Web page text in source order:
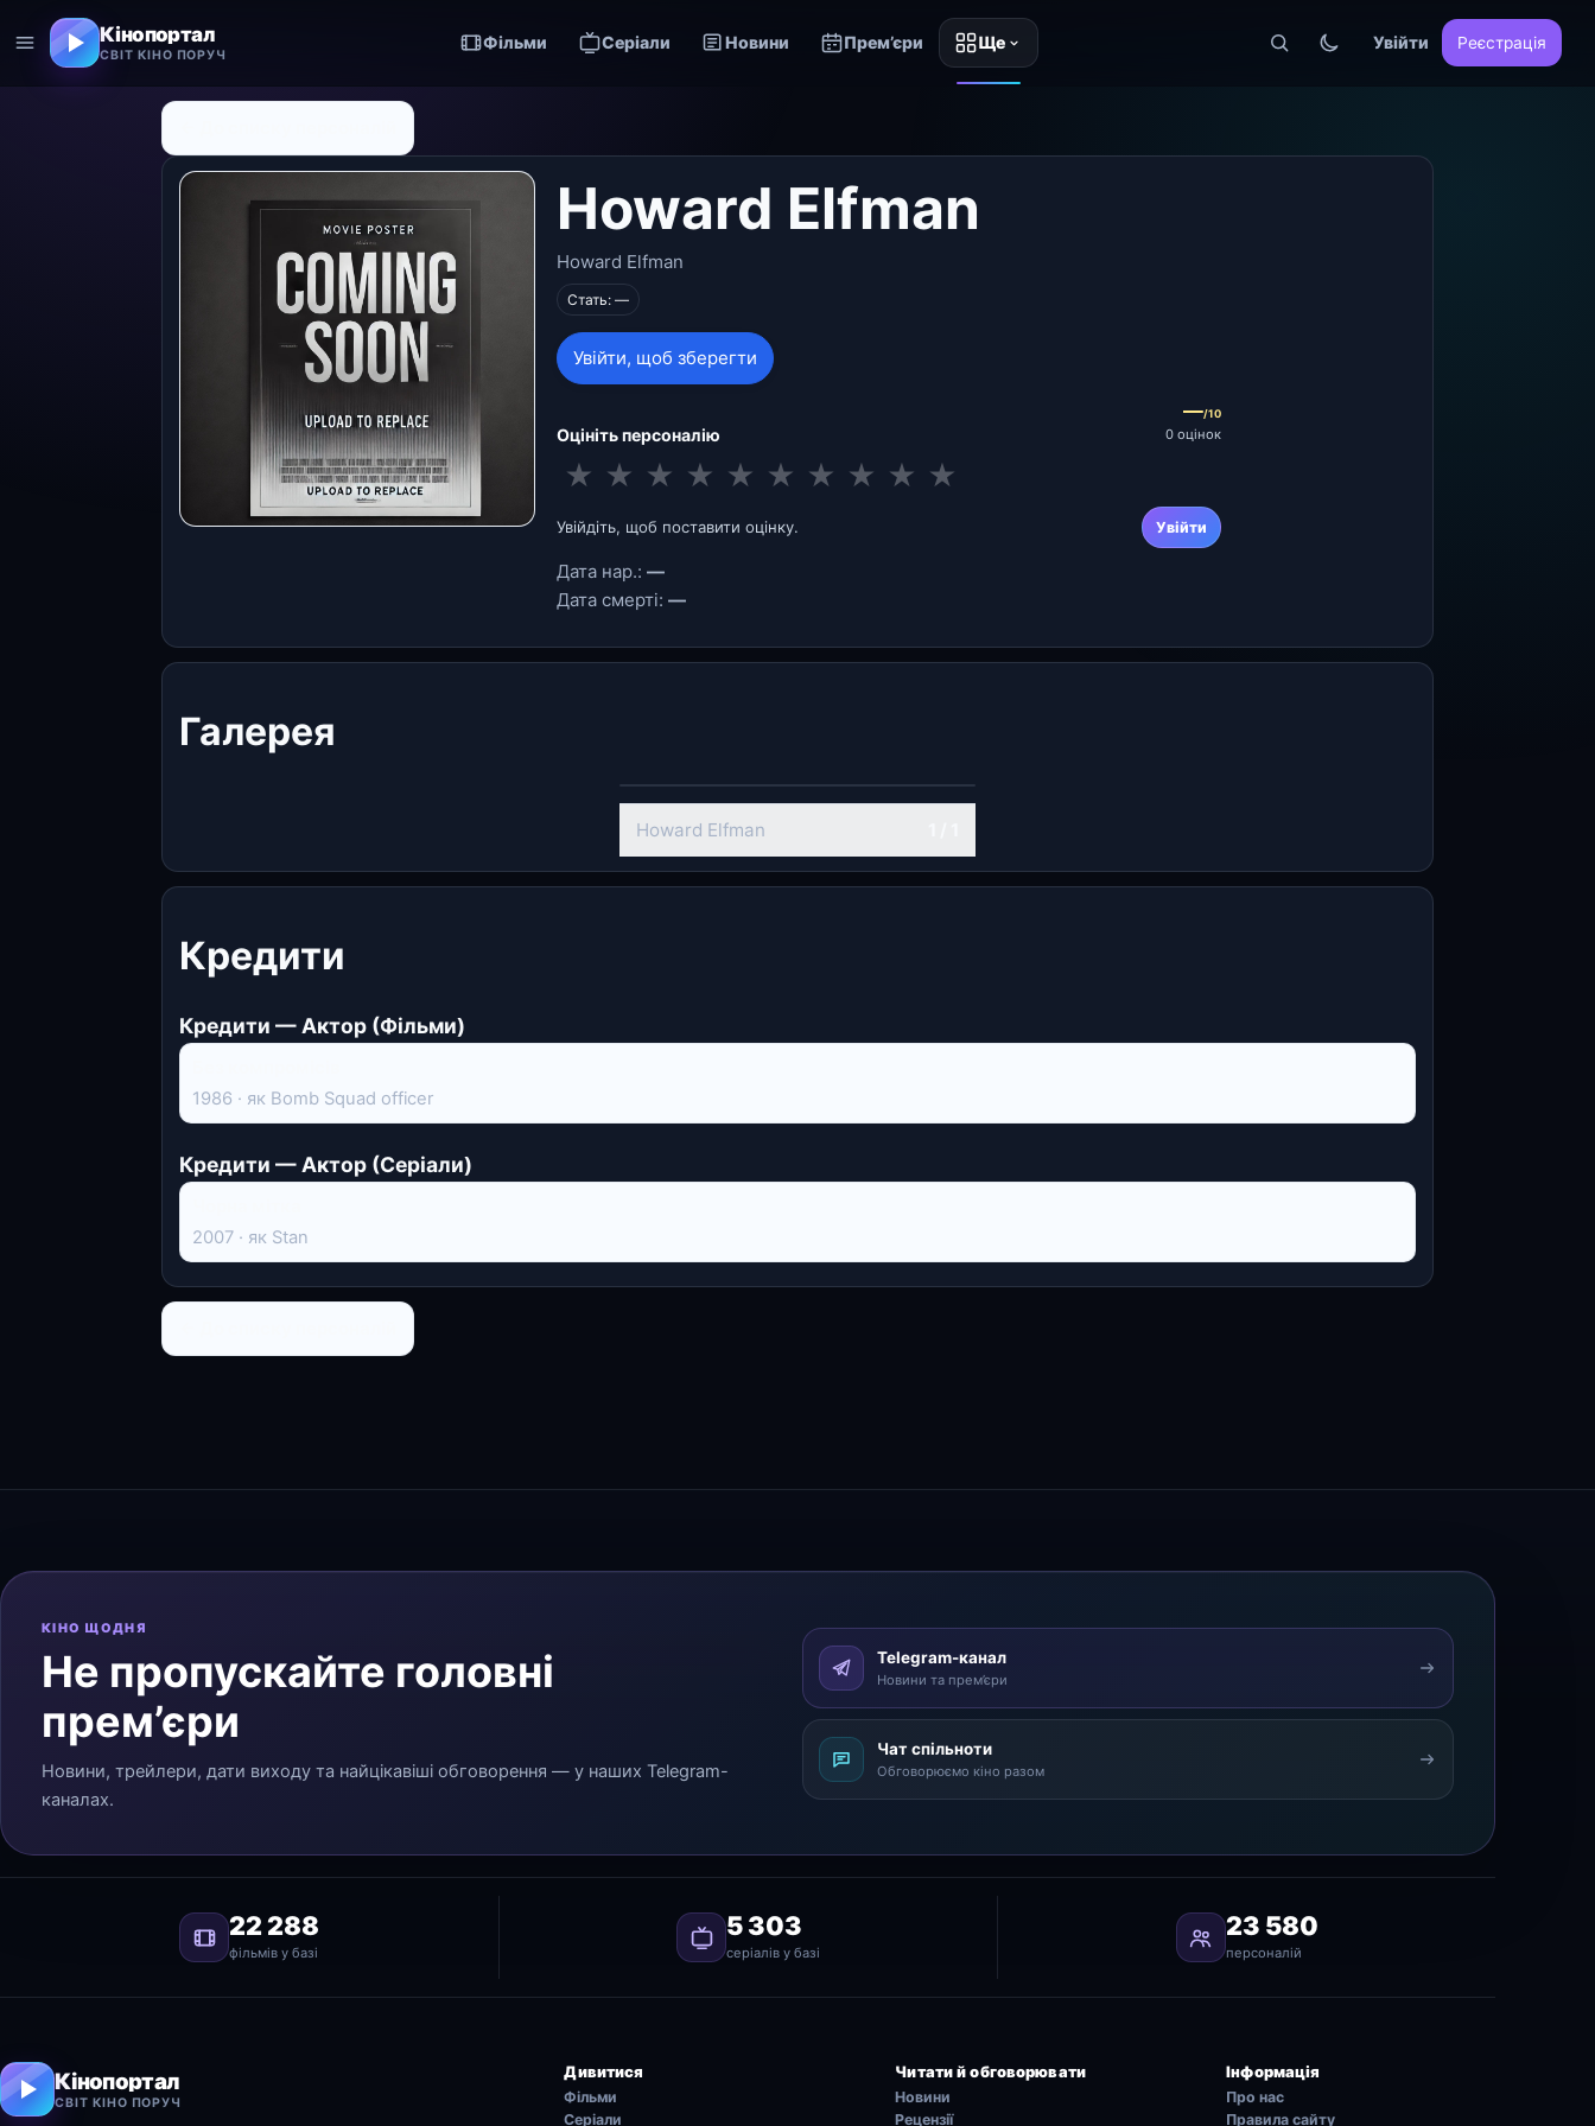
Кінопортал
СВІТ КІНО ПОРУЧ
Фільми Серіали Новини Прем’єри Ще Увійти Реєстрація
Howard Elfman
Howard Elfman
Стать: —
Увійти, щоб зберегти
Оцініть персоналію
—/10
0 оцінок
★ ★ ★ ★ ★ ★ ★ ★ ★ ★
Увійдіть, щоб поставити оцінку. Увійти
Дата нар.: —
Дата смерті: —
Галерея
Howard Elfman
Кредити
Кредити — Актор (Фільми)
1986 · як Bomb Squad officer
Кредити — Актор (Серіали)
2007 · як Stan
КІНО ЩОДНЯ
Не пропускайте головні
прем’єри
Новини, трейлери, дати виходу та найцікавіші обговорення — у наших Telegram-
каналах.
Telegram-канал
Новини та прем’єри
Чат спільноти
Обговорюємо кіно разом
22 288
фільмів у базі
5 303
серіалів у базі
23 580
персоналій
Кінопортал
СВІТ КІНО ПОРУЧ
Дивитися
Фільми
Серіали
Читати й обговорювати
Новини
Рецензії
Інформація
Про нас
Правила сайту